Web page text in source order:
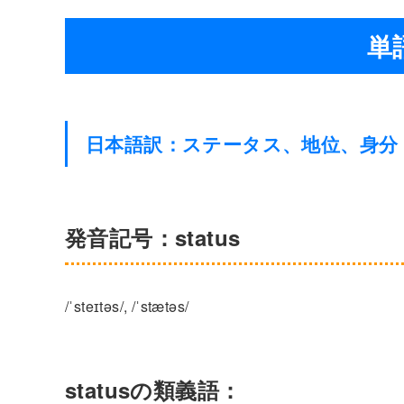
単
日本語訳：ステータス、地位、身分
発音記号：status
/ˈsteɪtəs/, /ˈstætəs/
statusの類義語：